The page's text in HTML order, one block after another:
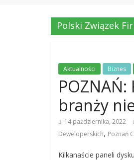
Polski Związek
Aktualności Biznes
branży
14 października, 2022
Deweloperskich, Poznań
Kilkanaście paneli